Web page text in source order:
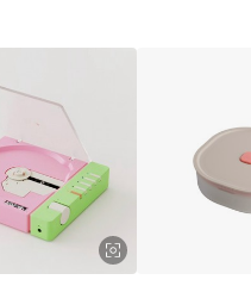
台灣樂天市場銷售網頁不符，以銷售
更改條款與法律追訴之權利，活